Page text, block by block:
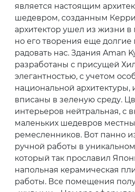
является настоящим
шедевром, созданным
архитектор ушел из жизни
но его творения еще долгие
радовать нас. Здания Aman
разработаны с присущей
элегантностью, с учетом
национальной архитектуры,
вписаны в зеленую среду.
интерьеров нейтральная, с
маленьких шедевров
ремесленников. Вот панно
ручной работы в
который так прославил
напольная керамическая
работы. Все помещения